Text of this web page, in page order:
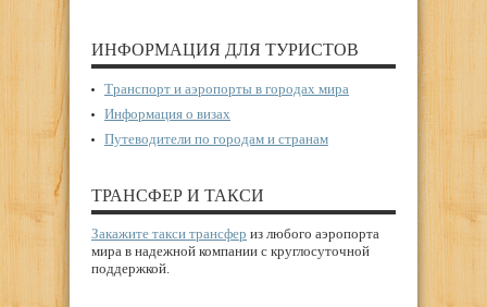
ИНФОРМАЦИЯ ДЛЯ ТУРИСТОВ
Транспорт и аэропорты в городах мира
Информация о визах
Путеводители по городам и странам
ТРАНСФЕР И ТАКСИ
Закажите такси трансфер из любого аэропорта
мира в надежной компании с круглосуточной
поддержкой.